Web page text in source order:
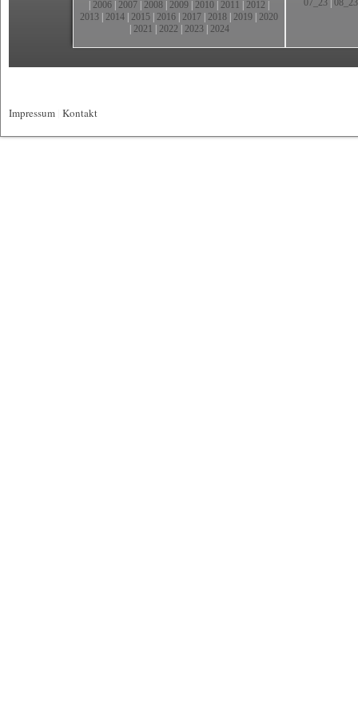
2006 2007 2008 2009 2010 2011 2012
2013 2014 2015 2016 2017 2018 2019 2020
2021 2022 2023| 2024
07_23 08_23
Impressum Kontakt